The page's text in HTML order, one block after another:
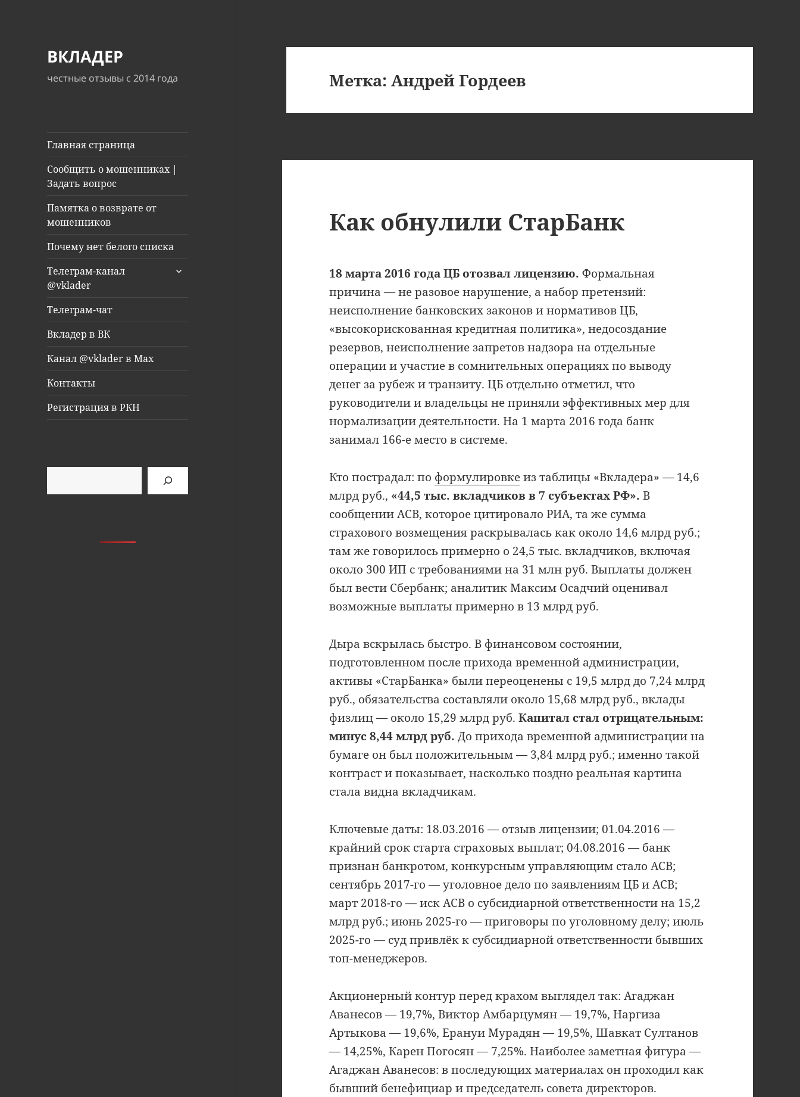
ВКЛАДЕР
честные отзывы с 2014 года
Главная страница
Сообщить о мошенниках |
Задать вопрос
Памятка о возврате от
мошенников
Почему нет белого списка
Телеграм-канал
@vklader
раскрыть
Телеграм-чат
Вкладер в ВК
Канал @vklader в Max
Контакты
Регистрация в РКН
Метка:Андрей Гордеев
Как обнулили СтарБанк
18 марта 2016 года ЦБ отозвал лицензию. Формальная
причина — не разовое нарушение, а набор претензий:
неисполнение банковских законов и нормативов ЦБ,
«высокорискованная кредитная политика», недосоздание
резервов, неисполнение запретов надзора на отдельные
операции и участие в сомнительных операциях по выводу
денег за рубеж и транзиту. ЦБ отдельно отметил, что
руководители и владельцы не приняли эффективных мер для
нормализации деятельности. На 1 марта 2016 года банк
занимал 166-е место в системе.
Кто пострадал: по формулировкеиз таблицы «Вкладера» — 14,6
млрд руб., «44,5 тыс. вкладчиков в 7 субъектах РФ». В
сообщении АСВ, которое цитировало РИА, та же сумма
страхового возмещения раскрывалась как около 14,6 млрд руб.;
там же говорилось примерно о 24,5 тыс. вкладчиков, включая
около 300 ИП с требованиями на 31 млн руб. Выплаты должен
был вести Сбербанк; аналитик Максим Осадчий оценивал
возможные выплаты примерно в 13 млрд руб.
Дыра вскрылась быстро. В финансовом состоянии,
подготовленном после прихода временной администрации,
активы «СтарБанка» были переоценены с 19,5 млрд до 7,24 млрд
руб., обязательства составляли около 15,68 млрд руб., вклады
физлиц — около 15,29 млрд руб.Капитал стал отрицательным:
минус 8,44 млрд руб. До прихода временной администрации на
бумаге он был положительным — 3,84 млрд руб.; именно такой
контраст и показывает, насколько поздно реальная картина
стала видна вкладчикам.
Ключевые даты: 18.03.2016 — отзыв лицензии; 01.04.2016 —
крайний срок старта страховых выплат; 04.08.2016 — банк
признан банкротом, конкурсным управляющим стало АСВ;
сентябрь 2017-го — уголовное дело по заявлениям ЦБ и АСВ;
март 2018-го — иск АСВ о субсидиарной ответственности на 15,2
млрд руб.; июнь 2025-го — приговоры по уголовному делу; июль
2025-го — суд привлёк к субсидиарной ответственности бывших
топ-менеджеров.
Акционерный контур перед крахом выглядел так: Агаджан
Аванесов — 19,7%, Виктор Амбарцумян — 19,7%, Наргиза
Артыкова — 19,6%, Ерануи Мурадян — 19,5%, Шавкат Султанов
— 14,25%, Карен Погосян — 7,25%. Наиболее заметная фигура —
Агаджан Аванесов: в последующих материалах он проходил как
бывший бенефициар и председатель совета директоров.